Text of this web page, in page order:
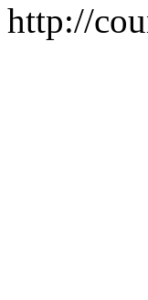
http://